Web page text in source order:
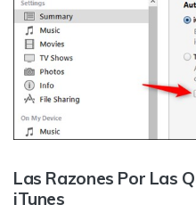
Las Razones Por Las
iTunes